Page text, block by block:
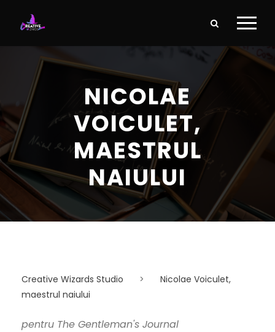
NICOLAE
VOICULET,
MAESTRUL
NAIULUI
Creative Wizards Studio >
Nicolae Voiculet,
maestrul naiului
pentru The Gentleman's Journal